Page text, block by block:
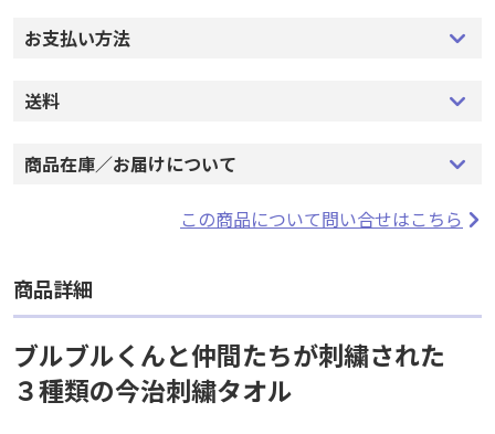
お支払い方法
送料
商品在庫／お届けについて
この商品について問い合せはこちら
商品詳細
ブルブルくんと仲間たちが刺繍された
３種類の今治刺繍タオル
お支払い方法
送料
商品在庫／お届けについて
この商品について問い合せはこちら
商品詳細
ブルブルくんと仲間たちが刺繍された
３種類の今治刺繍タオル